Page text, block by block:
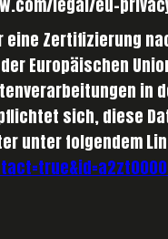
Zertifizierung
Europäischen
in
sich, diese
unter folgendem